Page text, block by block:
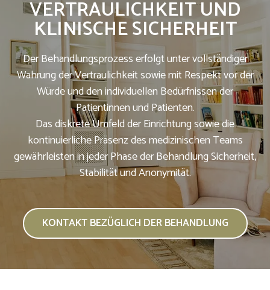
VERTRAULICHKEIT UND
KLINISCHE SICHERHEIT
Der Behandlungsprozess erfolgt unter vollständiger
Wahrung der Vertraulichkeit sowie mit Respekt vor der
Würde und den individuellen Bedürfnissen der
Patientinnen und Patienten.
Das diskrete Umfeld der Einrichtung sowie die
kontinuierliche Präsenz des medizinischen Teams
gewährleisten in jeder Phase der Behandlung Sicherheit,
Stabilität und Anonymität.
KONTAKT BEZÜGLICH DER BEHANDLUNG